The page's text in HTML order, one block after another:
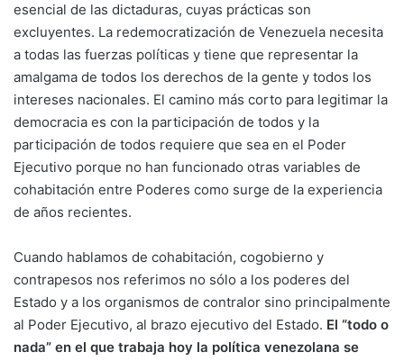
esencial de las dictaduras, cuyas prácticas son
excluyentes. La redemocratización de Venezuela necesita
a todas las fuerzas políticas y tiene que representar la
amalgama de todos los derechos de la gente y todos los
intereses nacionales. El camino más corto para legitimar la
democracia es con la participación de todos y la
participación de todos requiere que sea en el Poder
Ejecutivo porque no han funcionado otras variables de
cohabitación entre Poderes como surge de la experiencia
de años recientes.
Cuando hablamos de cohabitación, cogobierno y
contrapesos nos referimos no sólo a los poderes del
Estado y a los organismos de contralor sino principalmente
al Poder Ejecutivo, al brazo ejecutivo del Estado. El “todo o
nada” en el que trabaja hoy la política venezolana se